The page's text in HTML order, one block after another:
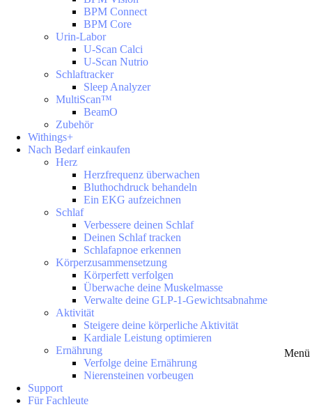
Menü
BPM Connect
BPM Core
Urin-Labor
U-Scan Calci
U-Scan Nutrio
Schlaftracker
Sleep Analyzer
MultiScan™
BeamO
Zubehör
Withings+
Nach Bedarf einkaufen
Herz
Herzfrequenz überwachen
Bluthochdruck behandeln
Ein EKG aufzeichnen
Schlaf
Verbessere deinen Schlaf
Deinen Schlaf tracken
Schlafapnoe erkennen
Körperzusammensetzung
Körperfett verfolgen
Überwache deine Muskelmasse
Verwalte deine GLP-1-Gewichtsabnahme
Aktivität
Steigere deine körperliche Aktivität
Kardiale Leistung optimieren
Ernährung
Verfolge deine Ernährung
Nierensteinen vorbeugen
Support
Für Fachleute